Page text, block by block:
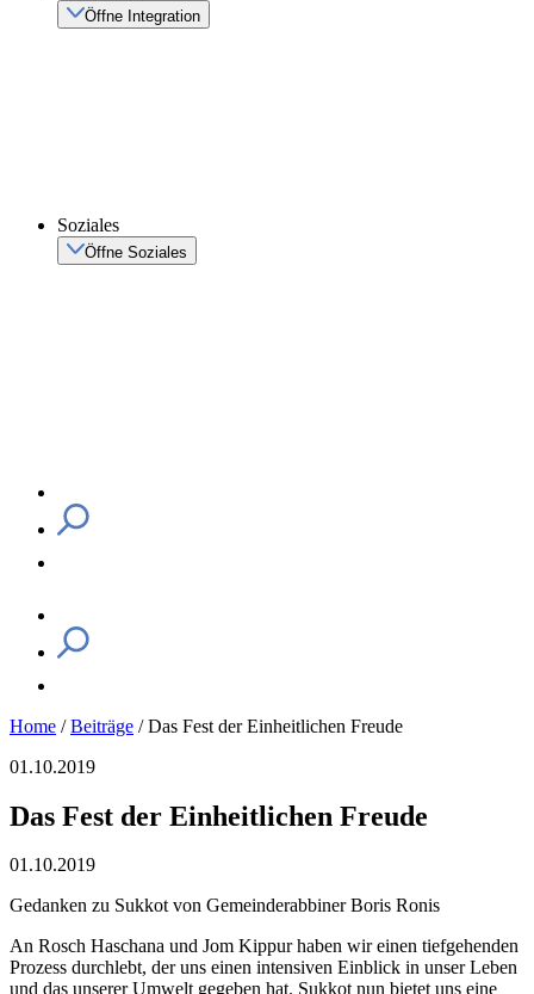
Öffne Integration
Soziales
Öffne Soziales
Home /Beiträge /Das Fest der Einheitlichen Freude
01.10.2019
Das Fest der Einheitlichen Freude
01.10.2019
Gedanken zu Sukkot von Gemeinderabbiner Boris Ronis
An Rosch Haschana und Jom Kippur haben wir einen tiefgehenden
Prozess durchlebt, der uns einen intensiven Einblick in unser Leben
und das unserer Umwelt gegeben hat. Sukkot nun bietet uns eine